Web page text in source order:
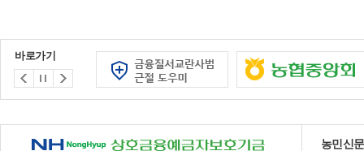
바로가기
NH 상호금융예금자보호기금 농민신